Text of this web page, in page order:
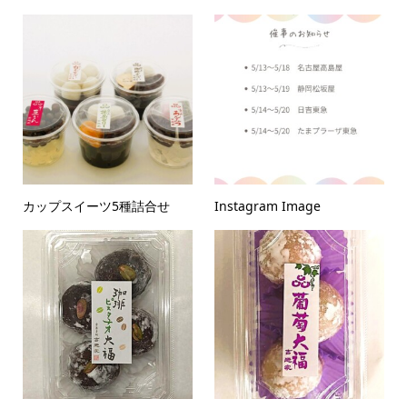
カップスイーツ5種詰合せ Instagram Image